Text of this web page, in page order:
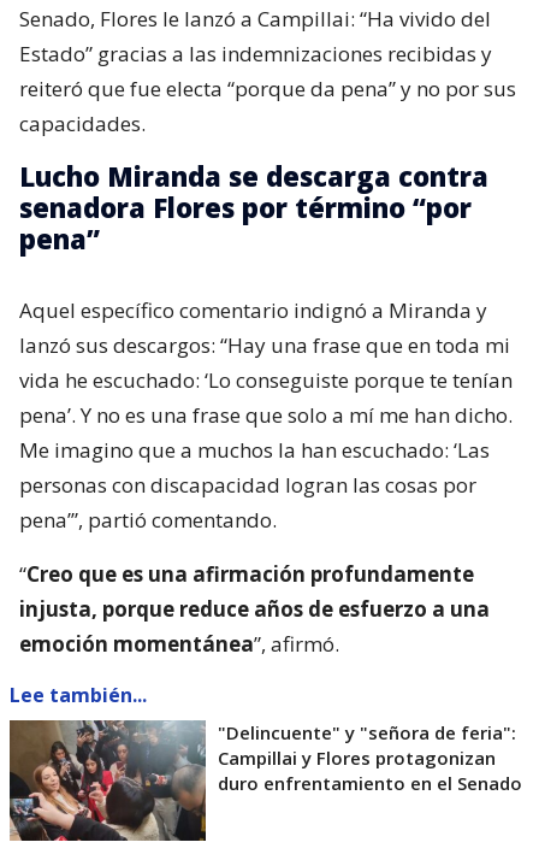
Senado, Flores le lanzó a Campillai: “Ha vivido del
Estado” gracias a las indemnizaciones recibidas y
reiteró que fue electa “porque da pena” y no por sus
capacidades.
Lucho Miranda se descarga contra
senadora Flores por término “por
pena”
Aquel específico comentario indignó a Miranda y
lanzó sus descargos: “Hay una frase que en toda mi
vida he escuchado: ‘Lo conseguiste porque te tenían
pena’. Y no es una frase que solo a mí me han dicho.
Me imagino que a muchos la han escuchado: ‘Las
personas con discapacidad logran las cosas por
pena’”, partió comentando.
“Creo que es una afirmación profundamente
injusta, porque reduce años de esfuerzo a una
emoción momentánea”, afirmó.
Lee también...
"Delincuente" y "señora de feria":
Campillai y Flores protagonizan
duro enfrentamiento en el Senado